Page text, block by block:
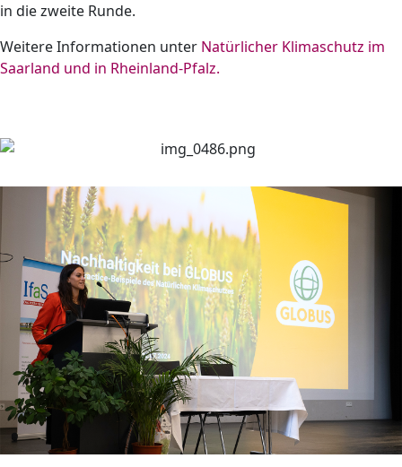
in die zweite Runde.
Weitere Informationen unter Natürlicher Klimaschutz im
Saarland und in Rheinland-Pfalz.